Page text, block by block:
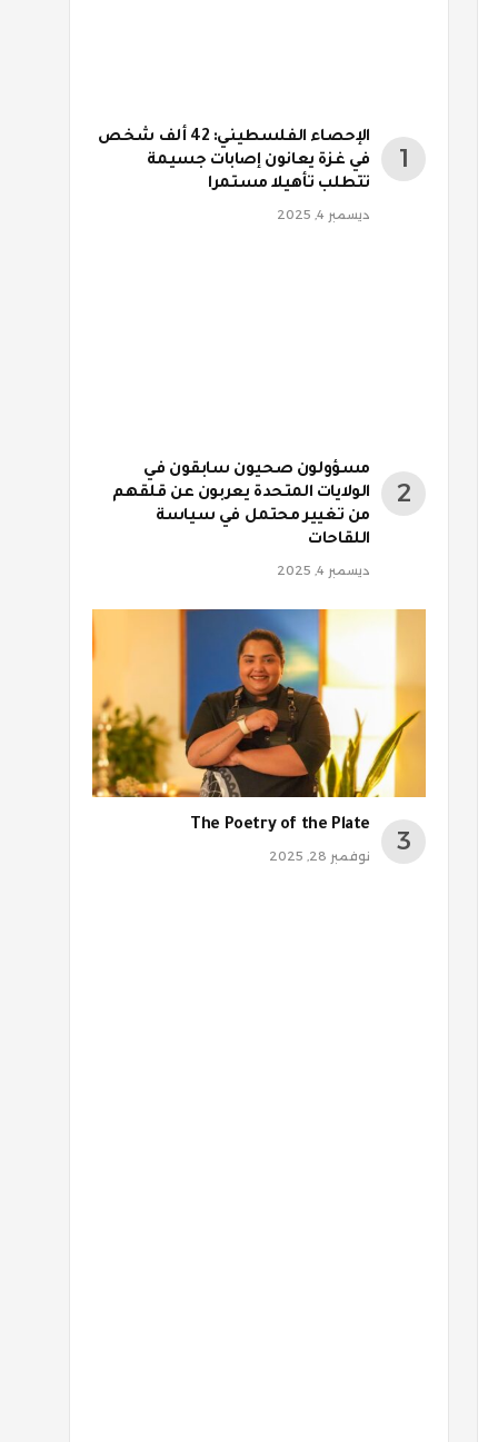
الإحصاء الفلسطيني: 42 ألف شخص
في غزة يعانون إصابات جسيمة
تتطلب تأهيلا مستمرا
ديسمبر 4, 2025
مسؤولون صحيون سابقون في
الولايات المتحدة يعربون عن قلقهم
من تغيير محتمل في سياسة
اللقاحات
ديسمبر 4, 2025
The Poetry of the Plate
نوفمبر 28, 2025